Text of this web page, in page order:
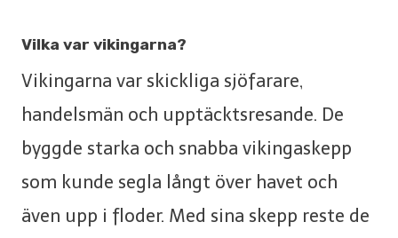
Vilka var vikingarna?
Vikingarna var skickliga sjöfarare,
handelsmän och upptäcktsresande. De
byggde starka och snabba vikingaskepp
som kunde segla långt över havet och
även upp i floder. Med sina skepp reste de